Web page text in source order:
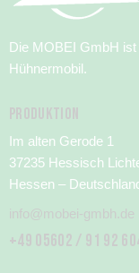
Die MOBEI GmbH ist
Hühnermobil.
PRODUKTION
Im alten Gerode 1
37235 Hessisch
Hessen –
info@mobei-gmbh.de
+49 05602 / 91 92